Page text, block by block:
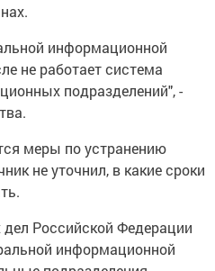
информационной
не работает система
подразделений", -
меры по устранению
не уточнил, в какие сроки
Российской Федерации
информационной